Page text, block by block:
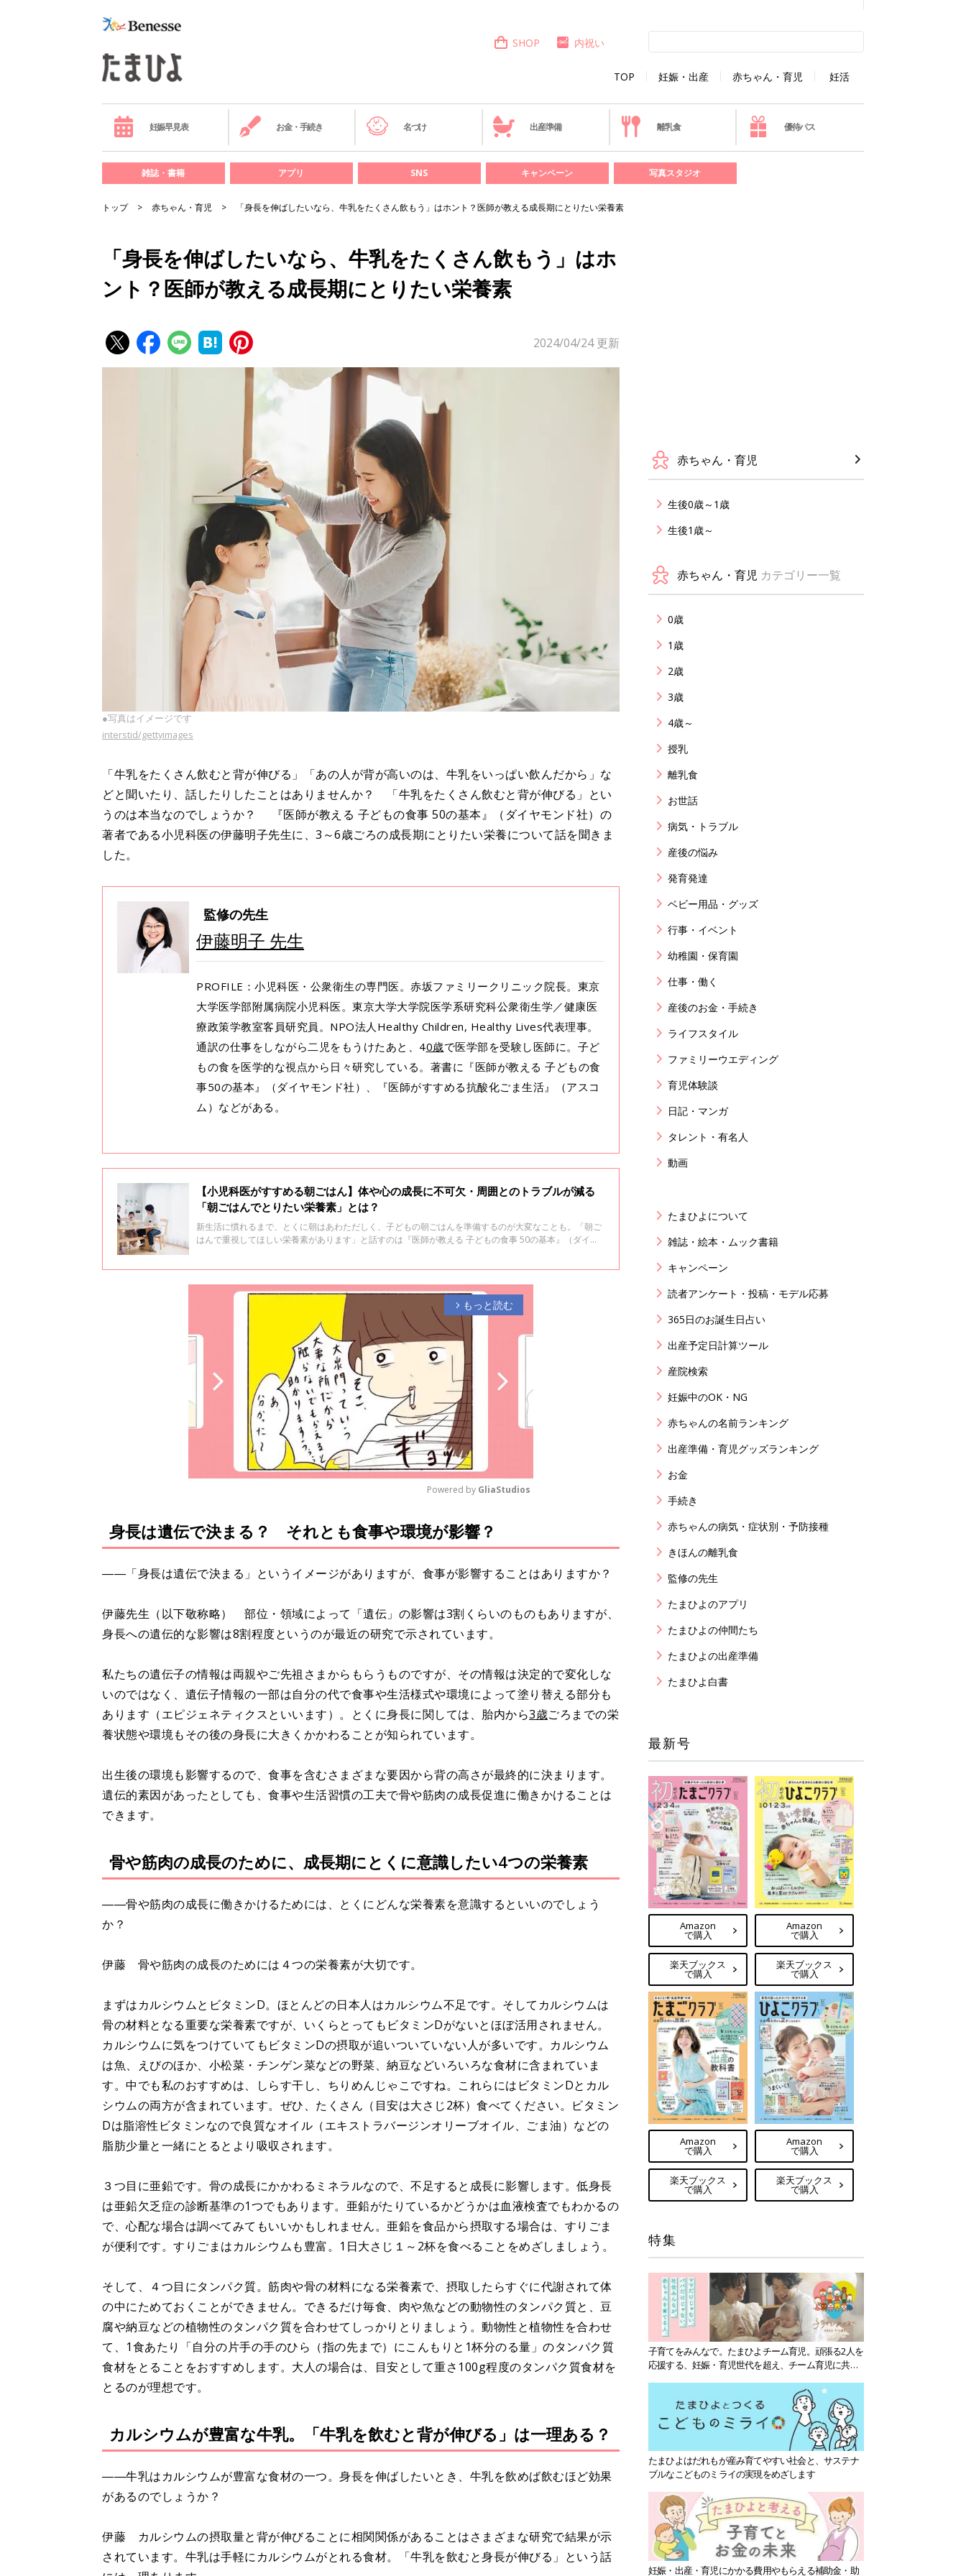
TOP 妊娠・出産 赤ちゃん・育児 妊活
SHOP 内祝い
妊娠早見表 お金・手続き 名づけ 出産準備 離乳食 優待パス
雑誌・書籍 アプリ SNS キャンペーン 写真スタジオ
トップ 赤ちゃん・育児 「身長を伸ばしたいなら、牛乳をたくさん飲もう」はホント？医師が教える成長期にとりたい栄養素
「身長を伸ばしたいなら、牛乳をたくさん飲もう」はホ
ント？医師が教える成長期にとりたい栄養素
2024/04/24更新
●写真はイメージです
interstid/gettyimages
「牛乳をたくさん飲むと背が伸びる」「あの人が背が高いのは、牛乳をいっぱい飲んだから」な
どと聞いたり、話したりしたことはありませんか？ 「牛乳をたくさん飲むと背が伸びる」とい
うのは本当なのでしょうか？ 『医師が教える 子どもの食事 50の基本』（ダイヤモンド社）の
著者である小児科医の伊藤明子先生に、3～6歳ごろの成長期にとりたい栄養について話を聞きま
した。
監修の先生
伊藤明子 先生
PROFILE：小児科医・公衆衛生の専門医。赤坂ファミリークリニック院長。東京
大学医学部附属病院小児科医。東京大学大学院医学系研究科公衆衛生学／健康医
療政策学教室客員研究員。NPO法人Healthy Children, Healthy Lives代表理事。
通訳の仕事をしながら二児をもうけたあと、40歳で医学部を受験し医師に。子ど
もの食を医学的な視点から日々研究している。著書に『医師が教える 子どもの食
事50の基本』（ダイヤモンド社）、『医師がすすめる抗酸化ごま生活』（アスコ
ム）などがある。
【小児科医がすすめる朝ごはん】体や心の成長に不可欠・周囲とのトラブルが減る
「朝ごはんでとりたい栄養素」とは？
新生活に慣れるまで、とくに朝はあわただしく、子どもの朝ごはんを準備するのが大変なことも。「朝ご
はんで重視してほしい栄養素があります」と話すのは『医師が教える 子どもの食事 50の基本』（ダイヤ
arrow_forward_ios もっと読む
M
u
t
Powered by GliaStudios
身長は遺伝で決まる？ それとも食事や環境が影響？
――「身長は遺伝で決まる」というイメージがありますが、食事が影響することはありますか？
伊藤先生（以下敬称略） 部位・領域によって「遺伝」の影響は3割くらいのものもありますが、
身長への遺伝的な影響は8割程度というのが最近の研究で示されています。
私たちの遺伝子の情報は両親やご先祖さまからもらうものですが、その情報は決定的で変化しな
いのではなく、遺伝子情報の一部は自分の代で食事や生活様式や環境によって塗り替える部分も
あります（エピジェネティクスといいます）。とくに身長に関しては、胎内から3歳ごろまでの栄
養状態や環境もその後の身長に大きくかかわることが知られています。
出生後の環境も影響するので、食事を含むさまざまな要因から背の高さが最終的に決まります。
遺伝的素因があったとしても、食事や生活習慣の工夫で骨や筋肉の成長促進に働きかけることは
できます。
骨や筋肉の成長のために、成長期にとくに意識したい4つの栄養素
――骨や筋肉の成長に働きかけるためには、とくにどんな栄養素を意識するといいのでしょう
か？
伊藤 骨や筋肉の成長のためには４つの栄養素が大切です。
まずはカルシウムとビタミンD。ほとんどの日本人はカルシウム不足です。そしてカルシウムは
骨の材料となる重要な栄養素ですが、いくらとってもビタミンDがないとほぼ活用されません。
カルシウムに気をつけていてもビタミンDの摂取が追いついていない人が多いです。カルシウム
は魚、えびのほか、小松菜・チンゲン菜などの野菜、納豆などいろいろな食材に含まれていま
す。中でも私のおすすめは、しらす干し、ちりめんじゃこですね。これらにはビタミンDとカル
シウムの両方が含まれています。ぜひ、たくさん（目安は大さじ2杯）食べてください。ビタミン
Dは脂溶性ビタミンなので良質なオイル（エキストラバージンオリーブオイル、ごま油）などの
脂肪少量と一緒にとるとより吸収されます。
３つ目に亜鉛です。骨の成長にかかわるミネラルなので、不足すると成長に影響します。低身長
は亜鉛欠乏症の診断基準の1つでもあります。亜鉛がたりているかどうかは血液検査でもわかるの
で、心配な場合は調べてみてもいいかもしれません。亜鉛を食品から摂取する場合は、すりごま
が便利です。すりごまはカルシウムも豊富。1日大さじ１～2杯を食べることをめざしましょう。
そして、４つ目にタンパク質。筋肉や骨の材料になる栄養素で、摂取したらすぐに代謝されて体
の中にためておくことができません。できるだけ毎食、肉や魚などの動物性のタンパク質と、豆
腐や納豆などの植物性のタンパク質を合わせてしっかりとりましょう。動物性と植物性を合わせ
て、1食あたり「自分の片手の手のひら（指の先まで）にこんもりと1杯分のる量」のタンパク質
食材をとることをおすすめします。大人の場合は、目安として重さ100g程度のタンパク質食材を
とるのが理想です。
カルシウムが豊富な牛乳。「牛乳を飲むと背が伸びる」は一理ある？
――牛乳はカルシウムが豊富な食材の一つ。身長を伸ばしたいとき、牛乳を飲めば飲むほど効果
があるのでしょうか？
伊藤 カルシウムの摂取量と背が伸びることに相関関係があることはさまざまな研究で結果が示
されています。牛乳は手軽にカルシウムがとれる食材。「牛乳を飲むと身長が伸びる」という話
赤ちゃん・育児
生後0歳～1歳
生後1歳～
赤ちゃん・育児 カテゴリー一覧
0歳
1歳
2歳
3歳
4歳～
授乳
離乳食
お世話
病気・トラブル
産後の悩み
発育発達
ベビー用品・グッズ
行事・イベント
幼稚園・保育園
仕事・働く
産後のお金・手続き
ライフスタイル
ファミリーウエディング
育児体験談
日記・マンガ
タレント・有名人
動画
たまひよについて
雑誌・絵本・ムック書籍
キャンペーン
読者アンケート・投稿・モデル応募
365日のお誕生日占い
出産予定日計算ツール
産院検索
妊娠中のOK・NG
赤ちゃんの名前ランキング
出産準備・育児グッズランキング
お金
手続き
赤ちゃんの病気・症状別・予防接種
きほんの離乳食
監修の先生
たまひよのアプリ
たまひよの仲間たち
たまひよの出産準備
たまひよ白書
最新号
Amazon
で購入
楽天ブックス
で購入
Amazon
で購入
楽天ブックス
で購入
Amazon
で購入
楽天ブックス
で購入
Amazon
で購入
楽天ブックス
で購入
特集
子育てをみんなで。たまひよチーム育児。頑張る2人を
応援する、妊娠・育児世代を超え、チーム育児に共感
たまひよはだれもが産み育てやすい社会と、サステナ
ブルなこどものミライの実現をめざします
妊娠・出産・育児にかかる費用やもらえる補助金・助